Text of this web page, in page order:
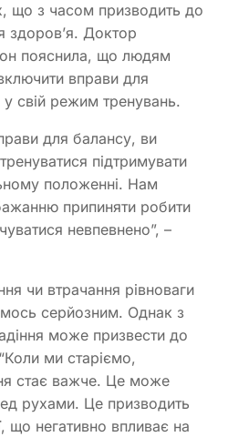
що з часом призводить до
здоров’я. Доктор
пояснила, що людям
вправи для
у свій режим тренувань.
для балансу, ви
підтримувати
положенні. Нам
припиняти робити
невпевнено”, –
чи втрачання рівноваги
серйозним. Однак з
може призвести до
ми старіємо,
стає важче. Це може
рухами. Це призводить
що негативно впливає на